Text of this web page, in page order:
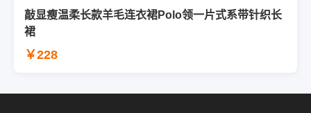
敲显瘦温柔长款羊毛连衣裙Polo领一片式系带针织长
裙
￥228